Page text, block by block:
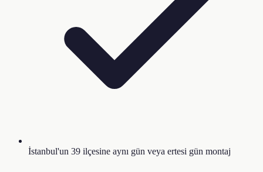
İstanbul'un 39 ilçesine aynı gün veya ertesi gün montaj